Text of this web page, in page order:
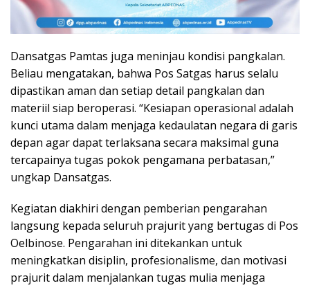
Dansatgas Pamtas juga meninjau kondisi pangkalan.
Beliau mengatakan, bahwa Pos Satgas harus selalu
dipastikan aman dan setiap detail pangkalan dan
materiil siap beroperasi. “Kesiapan operasional adalah
kunci utama dalam menjaga kedaulatan negara di garis
depan agar dapat terlaksana secara maksimal guna
tercapainya tugas pokok pengamana perbatasan,”
ungkap Dansatgas.
Kegiatan diakhiri dengan pemberian pengarahan
langsung kepada seluruh prajurit yang bertugas di Pos
Oelbinose. Pengarahan ini ditekankan untuk
meningkatkan disiplin, profesionalisme, dan motivasi
prajurit dalam menjalankan tugas mulia menjaga